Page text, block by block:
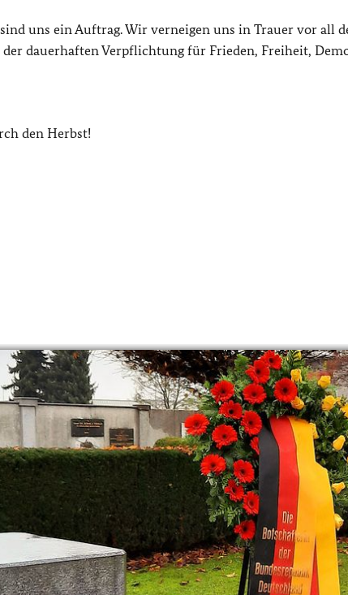
uns ein Auftrag. Wir verneigen uns in Trauer vor all
dauerhaften Verpflichtung für Frieden, Freiheit,
den Herbst!